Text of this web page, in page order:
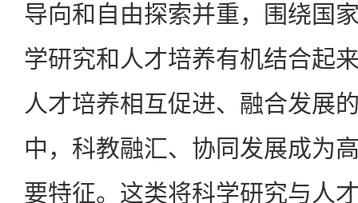
导向和自由探索并重，围绕国
学研究和人才培养有机结合起
人才培养相互促进、融合发展
中，科教融汇、协同发展成为
要特征。这类将科学研究与人